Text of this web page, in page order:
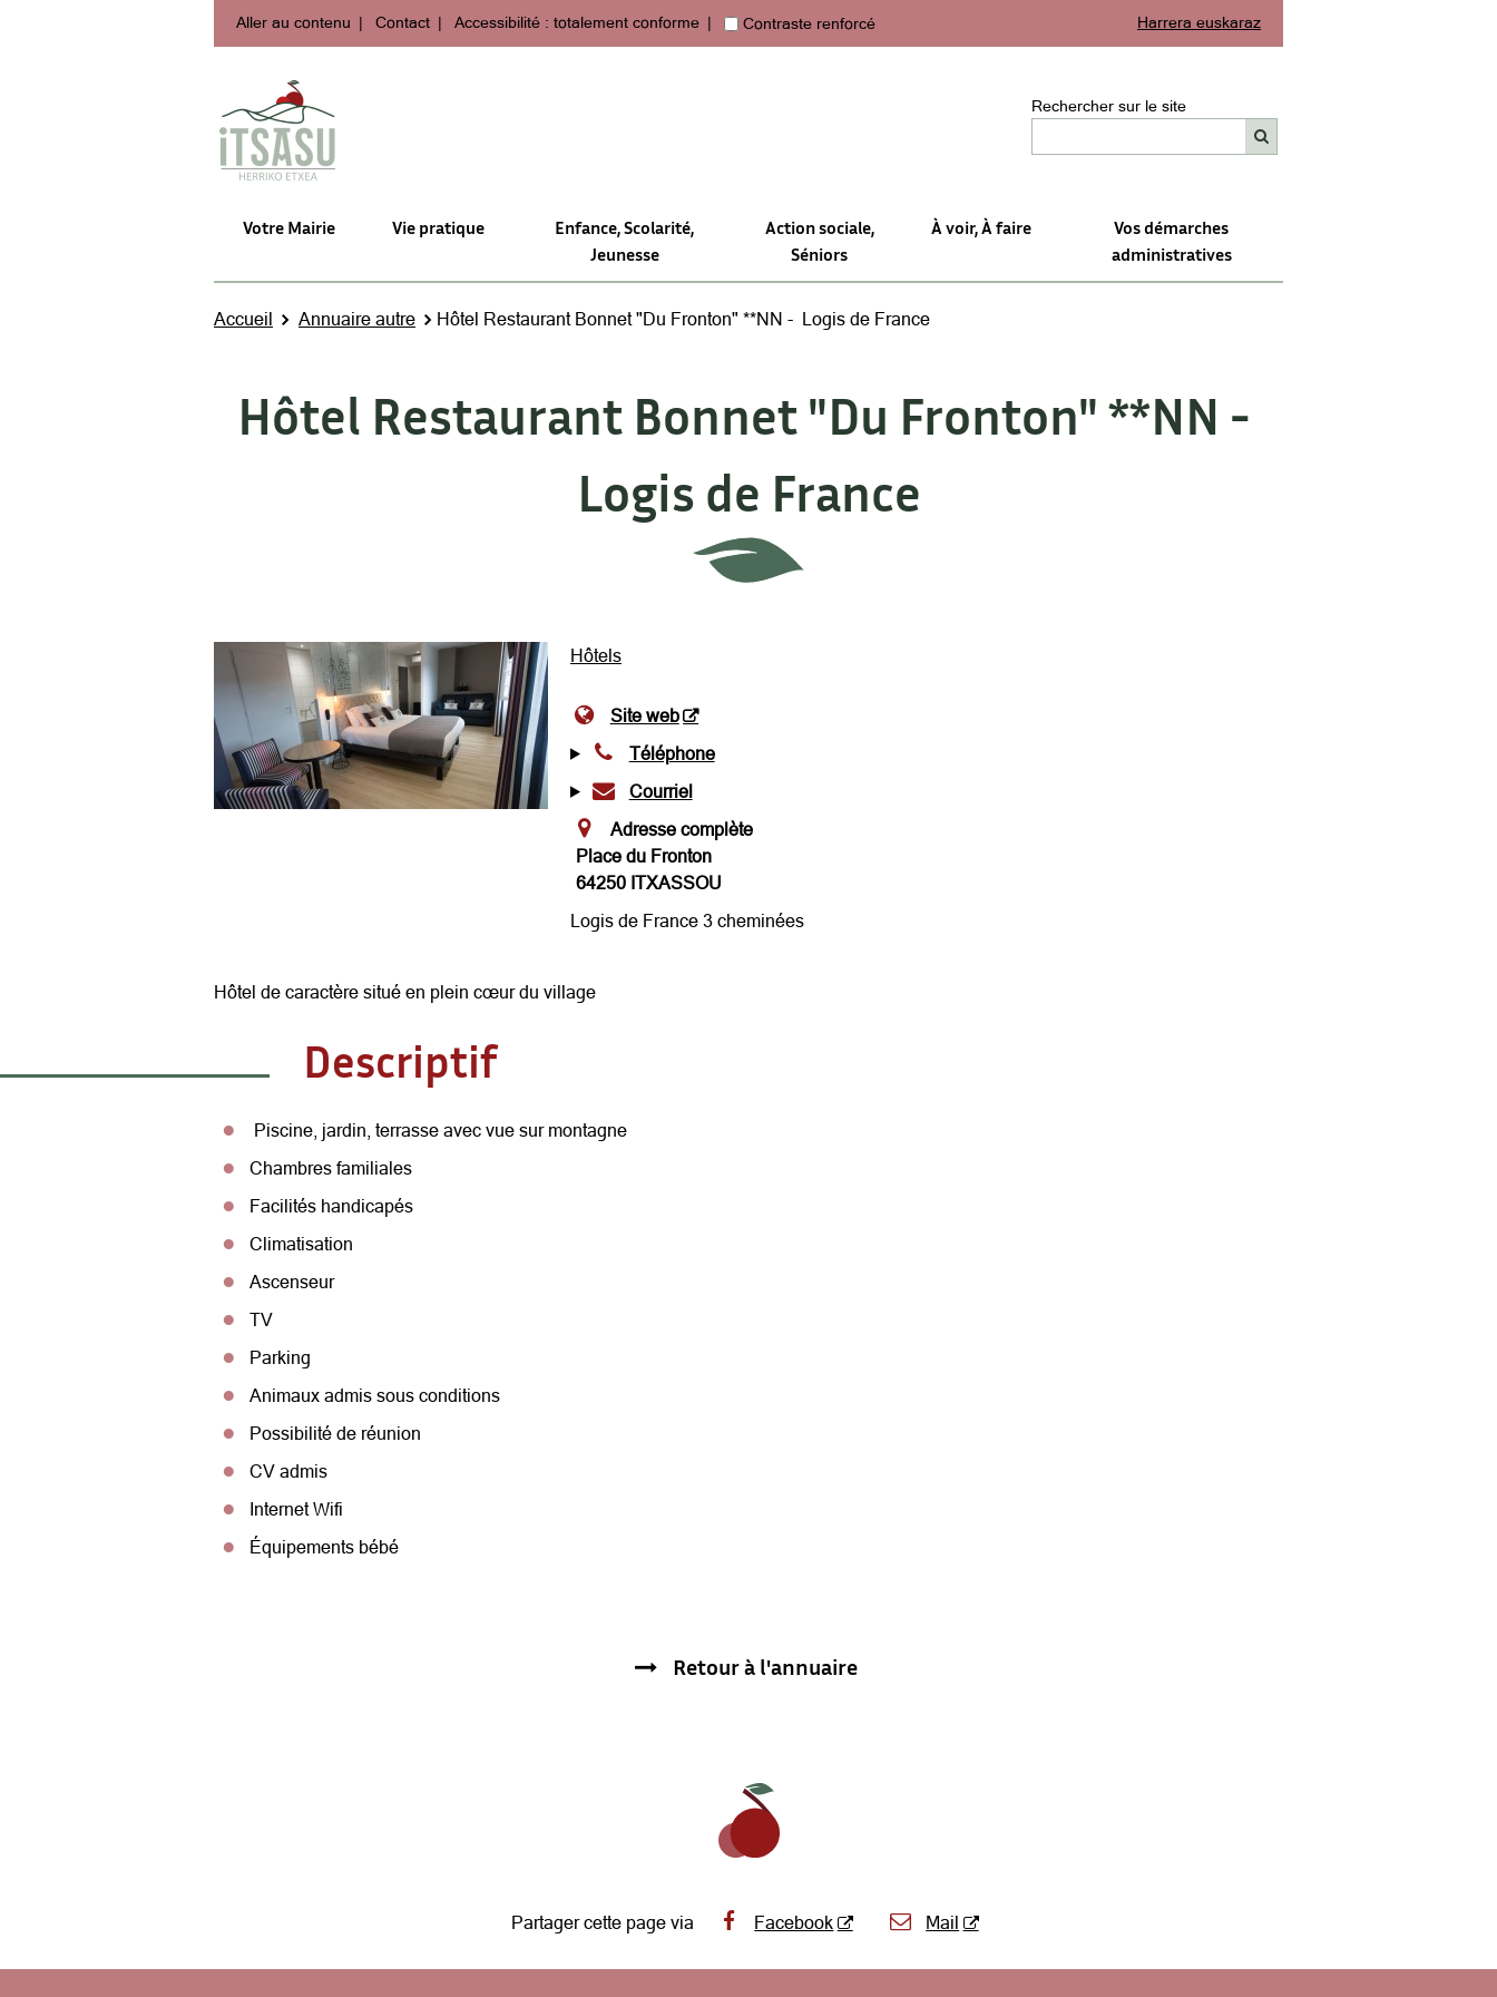
Aller au contenu Contact Accessibilité : totalement conforme Contraste renforcé Harrera euskaraz
Rechercher sur le site
Votre Mairie Vie pratique
Enfance, Scolarité,
Jeunesse
Action sociale,
Séniors
À voir, À faire
Vos démarches
administratives
Accueil Annuaire autre Hôtel Restaurant Bonnet "Du Fronton" **NN - Logis de France
Hôtel Restaurant Bonnet "Du Fronton" **NN -
Logis de France
Hôtels
Site web
Téléphone
Courriel
Adresse complète
Place du Fronton
64250 ITXASSOU
Logis de France 3 cheminées
Hôtel de caractère situé en plein cœur du village
Descriptif
Piscine, jardin, terrasse avec vue sur montagne
Chambres familiales
Facilités handicapés
Climatisation
Ascenseur
TV
Parking
Animaux admis sous conditions
Possibilité de réunion
CV admis
Internet Wifi
Équipements bébé
Retour à l'annuaire
Partager cette page via Facebook Mail